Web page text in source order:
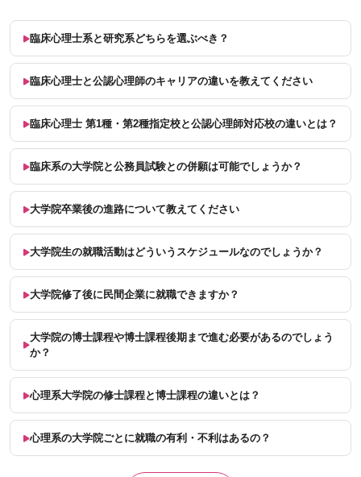
臨床心理士系と研究系どちらを選ぶべき？
臨床心理士と公認心理師のキャリアの違いを教えてください
臨床心理士 第1種・第2種指定校と公認心理師対応校の違いとは？
臨床系の大学院と公務員試験との併願は可能でしょうか？
大学院卒業後の進路について教えてください
大学院生の就職活動はどういうスケジュールなのでしょうか？
大学院修了後に民間企業に就職できますか？
大学院の博士課程や博士課程後期まで進む必要があるのでしょう
か？
心理系大学院の修士課程と博士課程の違いとは？
心理系の大学院ごとに就職の有利・不利はあるの？